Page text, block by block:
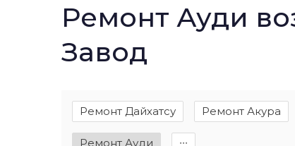
Ремонт Ауди
Завод
Ремонт Дайхатсу Ремонт Акура
Ремонт Ауди ∙∙∙